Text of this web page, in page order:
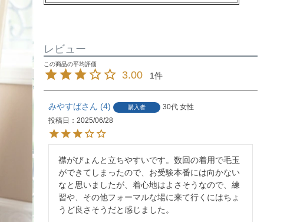
レビュー
3.00 1
みやすば 4 購入者 30代 女性
投稿日
2025/06/28
襟がぴょんと立ちやすいです。数回の着用で毛玉
ができてしまったので、お受験本番には向かない
なと思いましたが、着心地はよさそうなので、練
習や、その他フォーマルな場に来て行くにはちょ
うど良さそうだと感じました。